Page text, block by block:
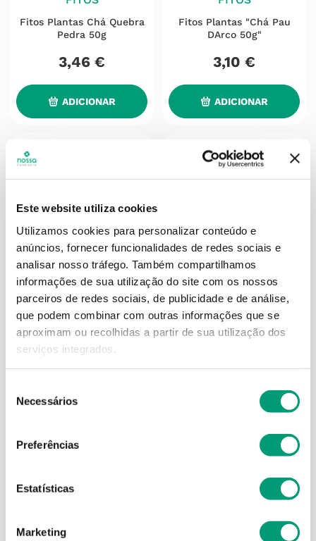
Este website utiliza cookies
Utilizamos cookies para personalizar conteúdo e
anúncios, fornecer funcionalidades de redes sociais e
analisar nosso tráfego. Também compartilhamos
informações de sua utilização do site com os nossos
parceiros de redes sociais, de publicidade e de análise,
que podem combinar com outras informações que se
aproximam ou recolhidas a partir de sua utilização dos
serviços integrados.
Necessários
Preferências
Estatísticas
Marketing
Fitos Plantas Chá Quebra
Pedra 50g
3,46 €
ADICIONAR
Fitos Plantas "Chá Pau
DArco 50g"
3,10 €
ADICIONAR
FITOS
2,92
ADICIONAR
FITOS
ADICIONAR